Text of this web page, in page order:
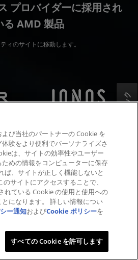
プロバイダーに採用され
る AMD 製品
ィのサイトに移動します。
フィードバック
び当社のパートナーの Cookie を
験をより便利でパーソナライズさ
は、サイトの効率性やユーザー
めの情報をコンピューターに保存
ば、サイトが正しく機能しないと
サイトにアクセスすることで、
れている Cookie の使用と使用への
になります。 詳しい情報につい
ー通知およびCookie ポリシーを
すべての Cookie を許可します